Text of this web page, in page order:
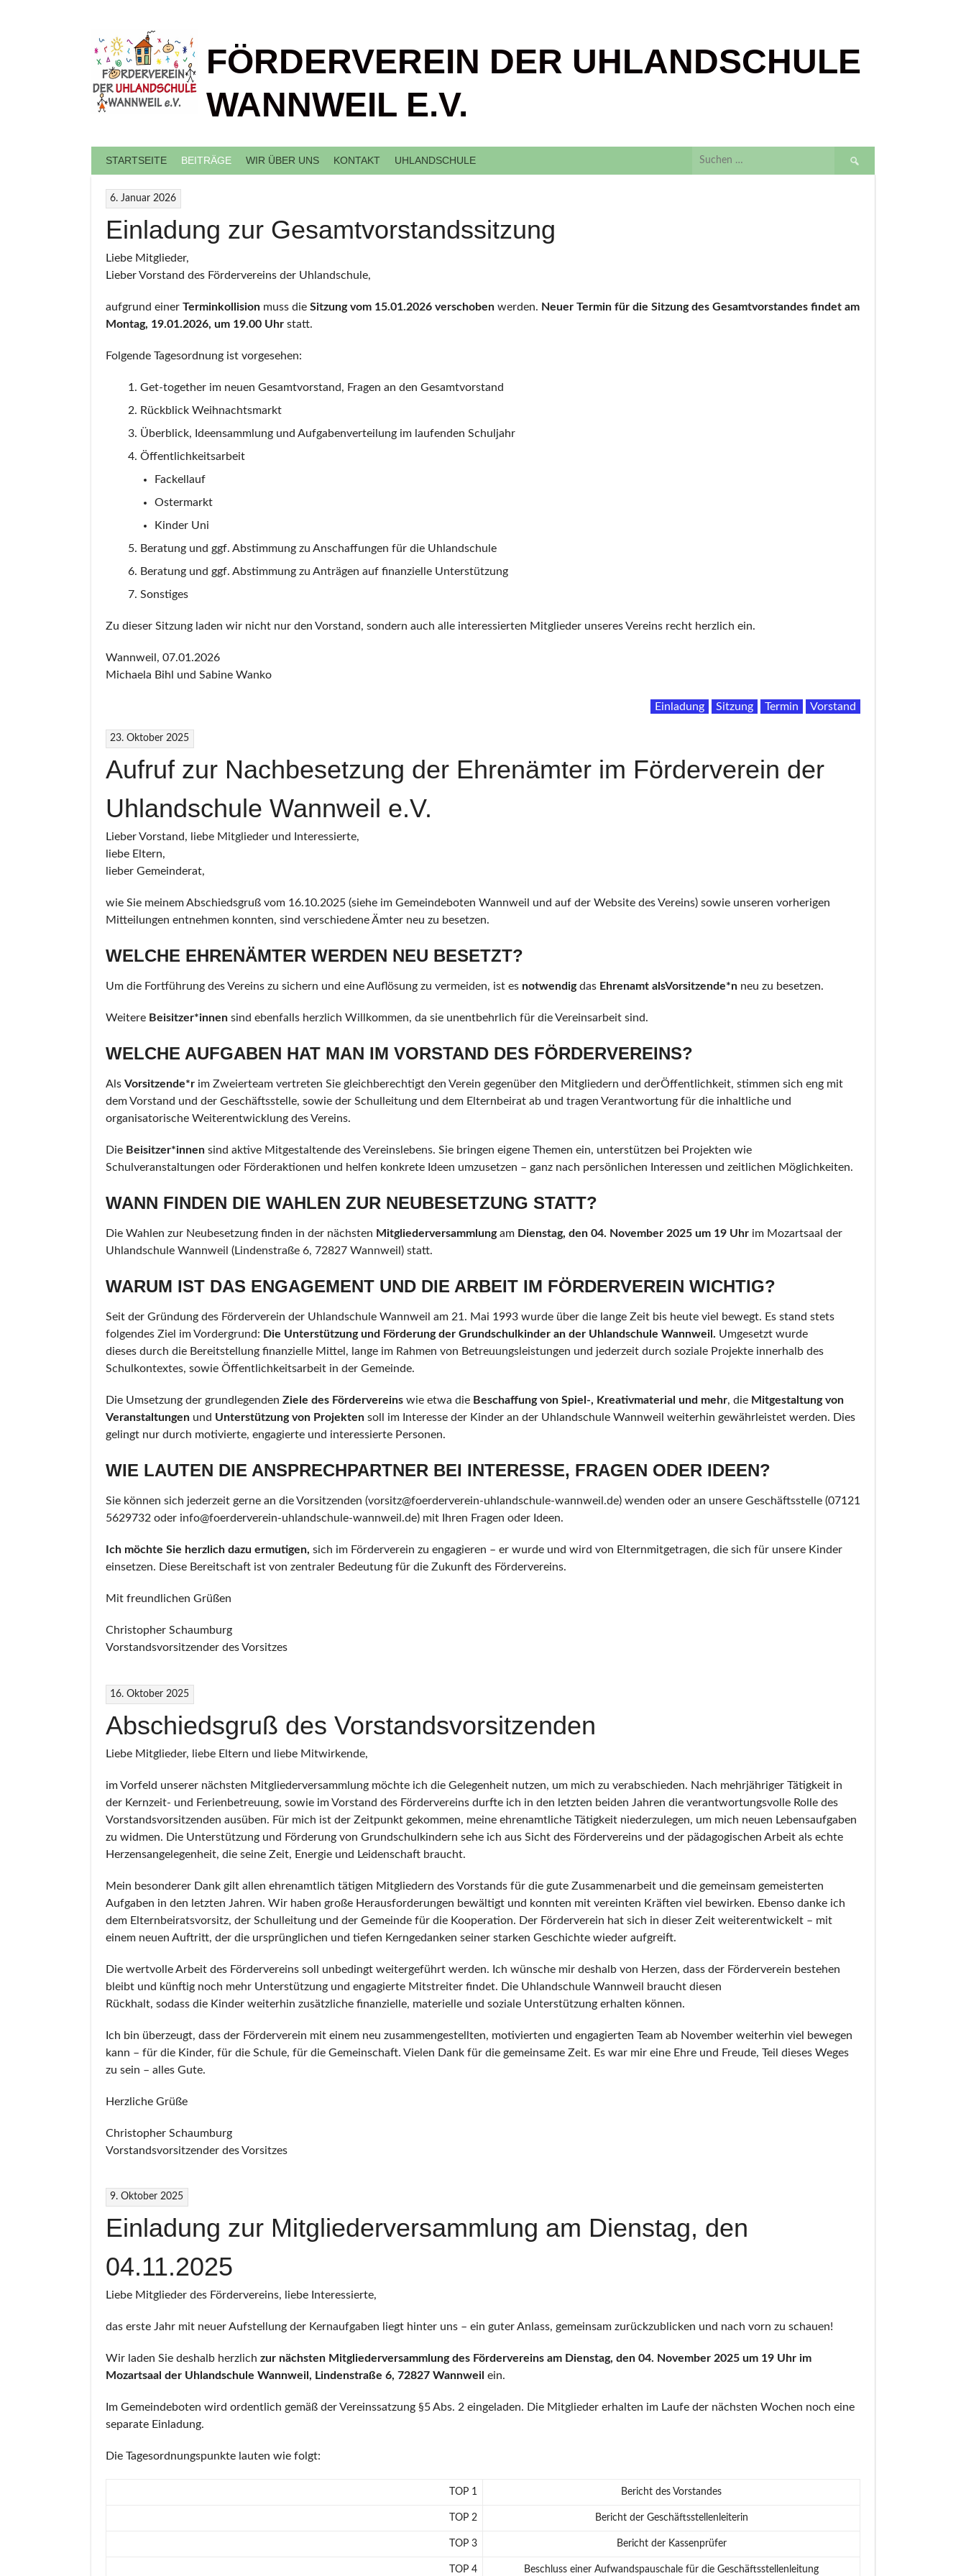
FÖRDERVEREIN DER UHLANDSCHULE
WANNWEIL E.V.
STARTSEITE BEITRÄGE WIR ÜBER UNS KONTAKT UHLANDSCHULE
Suchen
6. Januar 2026
Einladung zur Gesamtvorstandssitzung
Liebe Mitglieder,
Lieber Vorstand des Fördervereins der Uhlandschule,
aufgrund einer Terminkollision muss die Sitzung vom 15.01.2026 verschoben werden. Neuer Termin für die Sitzung des Gesamtvorstandes findet am
Montag, 19.01.2026, um 19.00 Uhr statt.
Folgende Tagesordnung ist vorgesehen:
Get-together im neuen Gesamtvorstand, Fragen an den Gesamtvorstand
Rückblick Weihnachtsmarkt
Überblick, Ideensammlung und Aufgabenverteilung im laufenden Schuljahr
Öffentlichkeitsarbeit
Fackellauf
Ostermarkt
Kinder Uni
Beratung und ggf. Abstimmung zu Anschaffungen für die Uhlandschule
Beratung und ggf. Abstimmung zu Anträgen auf finanzielle Unterstützung
Sonstiges
Zu dieser Sitzung laden wir nicht nur den Vorstand, sondern auch alle interessierten Mitglieder unseres Vereins recht herzlich ein.
Wannweil, 07.01.2026
Michaela Bihl und Sabine Wanko
Einladung Sitzung Termin Vorstand
23. Oktober 2025
Aufruf zur Nachbesetzung der Ehrenämter im Förderverein der
Uhlandschule Wannweil e.V.
Lieber Vorstand, liebe Mitglieder und Interessierte,
liebe Eltern,
lieber Gemeinderat,
wie Sie meinem Abschiedsgruß vom 16.10.2025 (siehe im Gemeindeboten Wannweil und auf der Website des Vereins) sowie unseren vorherigen
Mitteilungen entnehmen konnten, sind verschiedene Ämter neu zu besetzen.
WELCHE EHRENÄMTER WERDEN NEU BESETZT?
Um die Fortführung des Vereins zu sichern und eine Auflösung zu vermeiden, ist es notwendigdas Ehrenamt alsVorsitzende*n neu zu besetzen.
Weitere Beisitzer*innen sind ebenfalls herzlich Willkommen, da sie unentbehrlich für die Vereinsarbeit sind.
WELCHE AUFGABEN HAT MAN IM VORSTAND DES FÖRDERVEREINS?
Als Vorsitzende*r im Zweierteam vertreten Sie gleichberechtigt den Verein gegenüber den Mitgliedern und derÖffentlichkeit, stimmen sich eng mit
dem Vorstand und der Geschäftsstelle, sowie der Schulleitung und dem Elternbeirat ab und tragen Verantwortung für die inhaltliche und
organisatorische Weiterentwicklung des Vereins.
Die Beisitzer*innen sind aktive Mitgestaltende des Vereinslebens. Sie bringen eigene Themen ein, unterstützen bei Projekten wie
Schulveranstaltungen oder Förderaktionen und helfen konkrete Ideen umzusetzen – ganz nach persönlichen Interessen und zeitlichen Möglichkeiten.
WANN FINDEN DIE WAHLEN ZUR NEUBESETZUNG STATT?
Die Wahlen zur Neubesetzung finden in der nächsten Mitgliederversammlungam Dienstag, den 04. November 2025 um 19 Uhr im Mozartsaal der
Uhlandschule Wannweil (Lindenstraße 6, 72827 Wannweil) statt.
WARUM IST DAS ENGAGEMENT UND DIE ARBEIT IM FÖRDERVEREIN WICHTIG?
Seit der Gründung des Förderverein der Uhlandschule Wannweil am 21. Mai 1993 wurde über die lange Zeit bis heute viel bewegt. Es stand stets
folgendes Ziel im Vordergrund: Die Unterstützung und Förderung der Grundschulkinder an der Uhlandschule Wannweil. Umgesetzt wurde
dieses durch die Bereitstellung finanzielle Mittel, lange im Rahmen von Betreuungsleistungen und jederzeit durch soziale Projekte innerhalb des
Schulkontextes, sowie Öffentlichkeitsarbeit in der Gemeinde.
Die Umsetzung der grundlegenden Ziele des Fördervereins wie etwa die Beschaffung von Spiel-, Kreativmaterial und mehr, die Mitgestaltung von
Veranstaltungen und Unterstützung von Projekten soll im Interesse der Kinder an der Uhlandschule Wannweil weiterhin gewährleistet werden. Dies
gelingt nur durch motivierte, engagierte und interessierte Personen.
WIE LAUTEN DIE ANSPRECHPARTNER BEI INTERESSE, FRAGEN ODER IDEEN?
Sie können sich jederzeit gerne an die Vorsitzenden (vorsitz@foerderverein-uhlandschule-wannweil.de) wenden oder an unsere Geschäftsstelle (07121
5629732 oder info@foerderverein-uhlandschule-wannweil.de) mit Ihren Fragen oder Ideen.
Ich möchte Sie herzlich dazu ermutigen, sich im Förderverein zu engagieren – er wurde und wird von Elternmitgetragen, die sich für unsere Kinder
einsetzen. Diese Bereitschaft ist von zentraler Bedeutung für die Zukunft des Fördervereins.
Mit freundlichen Grüßen
Christopher Schaumburg
Vorstandsvorsitzender des Vorsitzes
16. Oktober 2025
Abschiedsgruß des Vorstandsvorsitzenden
Liebe Mitglieder, liebe Eltern und liebe Mitwirkende,
im Vorfeld unserer nächsten Mitgliederversammlung möchte ich die Gelegenheit nutzen, um mich zu verabschieden. Nach mehrjähriger Tätigkeit in
der Kernzeit- und Ferienbetreuung, sowie im Vorstand des Fördervereins durfte ich in den letzten beiden Jahren die verantwortungsvolle Rolle des
Vorstandsvorsitzenden ausüben. Für mich ist der Zeitpunkt gekommen, meine ehrenamtliche Tätigkeit niederzulegen, um mich neuen Lebensaufgaben
zu widmen. Die Unterstützung und Förderung von Grundschulkindern sehe ich aus Sicht des Fördervereins und der pädagogischen Arbeit als echte
Herzensangelegenheit, die seine Zeit, Energie und Leidenschaft braucht.
Mein besonderer Dank gilt allen ehrenamtlich tätigen Mitgliedern des Vorstands für die gute Zusammenarbeit und die gemeinsam gemeisterten
Aufgaben in den letzten Jahren. Wir haben große Herausforderungen bewältigt und konnten mit vereinten Kräften viel bewirken. Ebenso danke ich
dem Elternbeiratsvorsitz, der Schulleitung und der Gemeinde für die Kooperation. Der Förderverein hat sich in dieser Zeit weiterentwickelt – mit
einem neuen Auftritt, der die ursprünglichen und tiefen Kerngedanken seiner starken Geschichte wieder aufgreift.
Die wertvolle Arbeit des Fördervereins soll unbedingt weitergeführt werden. Ich wünsche mir deshalb von Herzen, dass der Förderverein bestehen
bleibt und künftig noch mehr Unterstützung und engagierte Mitstreiter findet. Die Uhlandschule Wannweil braucht diesen
Rückhalt, sodass die Kinder weiterhin zusätzliche finanzielle, materielle und soziale Unterstützung erhalten können.
Ich bin überzeugt, dass der Förderverein mit einem neu zusammengestellten, motivierten und engagierten Team ab November weiterhin viel bewegen
kann – für die Kinder, für die Schule, für die Gemeinschaft. Vielen Dank für die gemeinsame Zeit. Es war mir eine Ehre und Freude, Teil dieses Weges
zu sein – alles Gute.
Herzliche Grüße
Christopher Schaumburg
Vorstandsvorsitzender des Vorsitzes
9. Oktober 2025
Einladung zur Mitgliederversammlung am Dienstag, den
04.11.2025
Liebe Mitglieder des Fördervereins, liebe Interessierte,
das erste Jahr mit neuer Aufstellung der Kernaufgaben liegt hinter uns – ein guter Anlass, gemeinsam zurückzublicken und nach vorn zu schauen!
Wir laden Sie deshalb herzlich zur nächsten Mitgliederversammlung des Fördervereins am Dienstag, den 04. November 2025 um 19 Uhr im
Mozartsaal der Uhlandschule Wannweil, Lindenstraße 6, 72827 Wannweil ein.
Im Gemeindeboten wird ordentlich gemäß der Vereinssatzung §5 Abs. 2 eingeladen. Die Mitglieder erhalten im Laufe der nächsten Wochen noch eine
separate Einladung.
Die Tagesordnungspunkte lauten wie folgt:
TOP 1 Bericht des Vorstandes
TOP 2 Bericht der Geschäftsstellenleiterin
TOP 3 Bericht der Kassenprüfer
TOP 4 Beschluss einer Aufwandspauschale für die Geschäftsstellenleitung